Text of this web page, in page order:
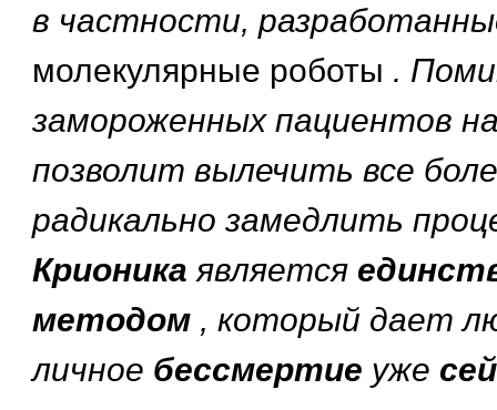
в частности,
молекулярные роботы .
замороженных пациентов
позволит вылечить все
радикально замедлить
Крионика является
методом , который дает
личное бессмертие уже